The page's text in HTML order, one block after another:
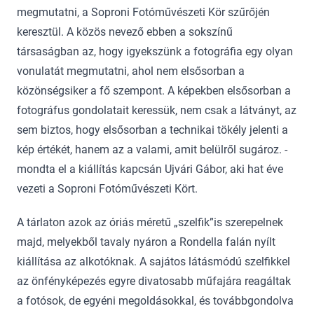
megmutatni, a Soproni Fotóművészeti Kör szűrőjén
keresztül. A közös nevező ebben a sokszínű
társaságban az, hogy igyekszünk a fotográfia egy olyan
vonulatát megmutatni, ahol nem elsősorban a
közönségsiker a fő szempont. A képekben elsősorban a
fotográfus gondolatait keressük, nem csak a látványt, az
sem biztos, hogy elsősorban a technikai tökély jelenti a
kép értékét, hanem az a valami, amit belülről sugároz. -
mondta el a kiállítás kapcsán Ujvári Gábor, aki hat éve
vezeti a Soproni Fotóművészeti Kört.
A tárlaton azok az óriás méretű „szelfik”is szerepelnek
majd, melyekből tavaly nyáron a Rondella falán nyílt
kiállítása az alkotóknak. A sajátos látásmódú szelfikkel
az önfényképezés egyre divatosabb műfajára reagáltak
a fotósok, de egyéni megoldásokkal, és továbbgondolva